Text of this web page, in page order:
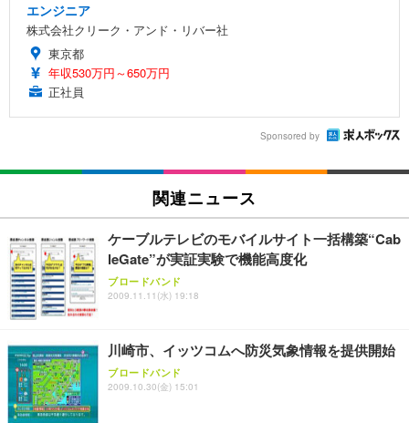
エンジニア
株式会社クリーク・アンド・リバー社
東京都
年収530万円～650万円
正社員
Sponsored by
関連ニュース
ケーブルテレビのモバイルサイト一括構築“Cab
leGate”が実証実験で機能高度化
ブロードバンド
2009.11.11(水) 19:18
川崎市、イッツコムへ防災気象情報を提供開始
ブロードバンド
2009.10.30(金) 15:01